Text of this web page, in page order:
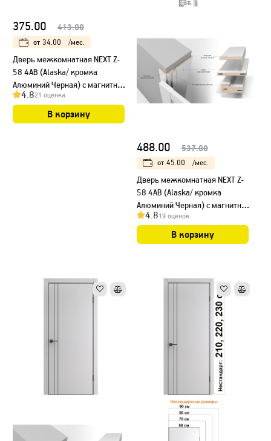
375.00 413.00
от 34.00 /мес.
Дверь межкомнатная NEXT Z-
58 4AB (Alaska/ кромка
Алюминий Черная) с магнитным
замком
4.821 оценка
В корзину
488.00 537.00
от 45.00 /мес.
Дверь межкомнатная NEXT Z-
58 4AB (Alaska/ кромка
Алюминий Черная) с магнитным
замком, НЕСТАНДАРТ
4.819 оценок
В корзину